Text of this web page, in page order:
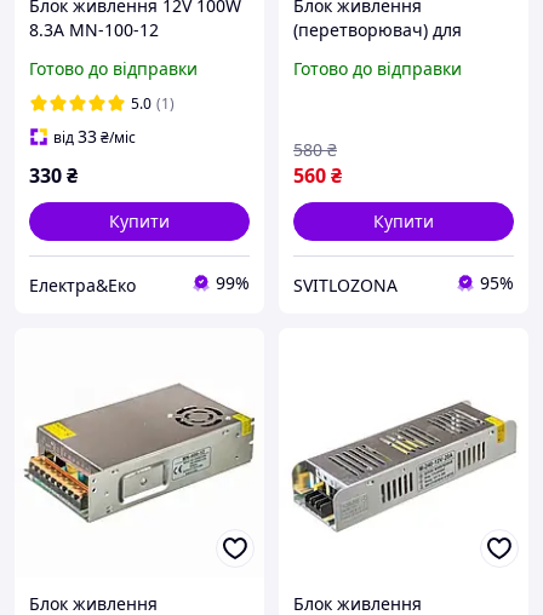
Блок живлення 12V 100W
8.3A MN-100-12
Готово до відправки
5.0 (1)
від33₴/міс
330₴
Купити
Електра&Еко 99%
Блок живлення
(перетворювач) для
LONG 12В 100Вт 8.33A - 2
Готово до відправки
560₴
580 ₴
Купити
SVITLOZONA 95%
Блок живлення
Блок живлення